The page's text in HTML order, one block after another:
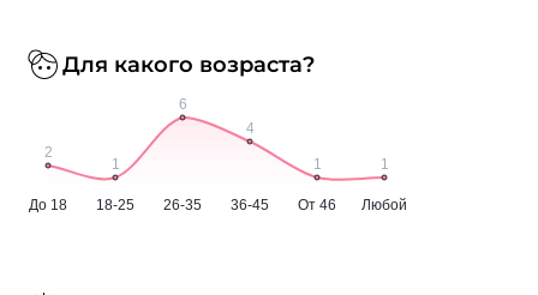
Для какого возраста?